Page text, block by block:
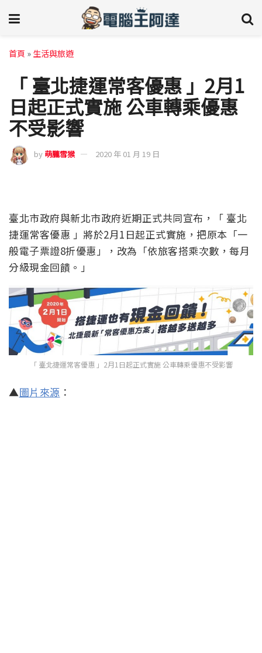
首頁 » 生活與旅遊
「 臺北捷運常客優惠 」2月1
日起正式實施 公車轉乘優惠
不受影響
by 萌朧雪猴 2020 年 01 月 19 日
臺北市政府與新北市政府近期正式共同宣布，「 臺北
捷運常客優惠 」將於2月1日起正式實施，把原本「一
般電子票證8折優惠」，改為「依旅客搭乘次數，每月
分級現金回饋。」
「 臺北捷運常客優惠 」2月1日起正式實施 公車轉乘優惠不受影響
▲圖片來源 ：